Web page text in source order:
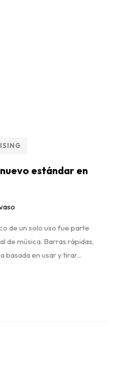
estándar en
de un solo uso fue parte
de música. Barras rápidas,
basada en usar y tirar...